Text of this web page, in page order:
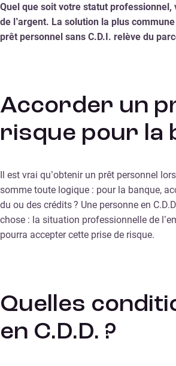
Quel que soit votre statut professionnel,
de l’argent. La solution la plus
prêt personnel sans C.D.I. relève du
Accorder un
risque pour la
Il est vrai qu’obtenir un prêt personnel
somme toute logique : pour la banque,
du ou des crédits ? Une personne en
chose : la situation professionnelle de
pourra accepter cette prise de risque.
Quelles
en C.D.D. ?